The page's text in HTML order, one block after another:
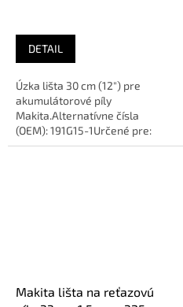
DETAIL
Úzka lišta 30 cm (12") pre
akumulátorové píly
Makita.Alternatívne čísla
(OEM): 191G15-1Určené pre:
MAKITA DUC306, UC011GDĺžka:
Makita lišta na reťazovú